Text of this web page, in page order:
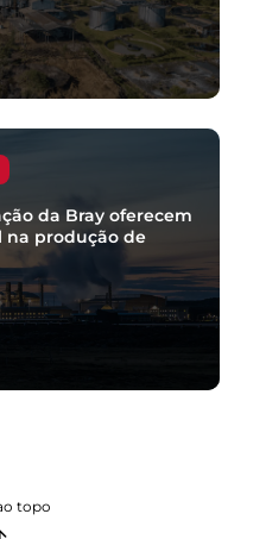
da Bray oferecem
na produção de
topo